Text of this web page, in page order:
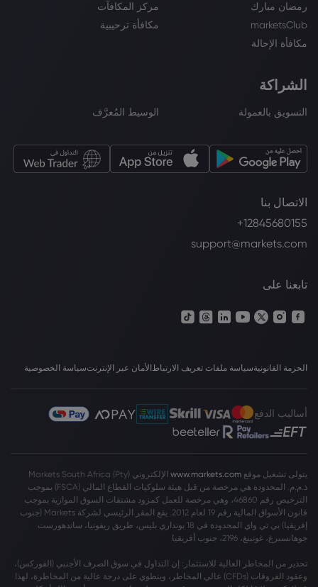
رمضان مبارك
مركز المكافآت
marketsClub
مكافأة ترحيبية
مكافأة الإحالة
الشراكة
التسويق بالعمولة الوسيط المُعرَّف
الاتصال بنا
+12845680155
support@markets.com
تابعنا على
الحزمة القانونيةسياسة ملفات تعريف الارتباط الأمان عبر الإنترنتسياسة الخصوصية
أساليب الدفع
يتولى تشغيل موقع www.markets.com
الإلكتروني Markets South Africa (Pty)
ذ.م.م. المحدودة هي مرخصة من قبل هيئة سلوكيات القطاع المالي (FSCA) بموجب
الترخيص رقم 46860، وهي مرخصة للعمل كمزود مشتقات السوق الموازية بموجب
قانون الأسواق المالية رقم 19 لعام 2012. يقع المقر الرئيسي لشركة Markets (جنوب
إفريقيا) بي تي واي المحدودة في 18 بونداري بليس، طريق ريفونيا، ساندهورست
جوهانسبرغ، غوتينغ، 2196، جنوب أفريقيا
تحذير من المخاطر العالية للاستثمار: إن التداول في سوق الصرف الأجنبي (الفوركس)،
وعقود الفروقات (CFDs) عالي المخاطر، وينطوي على درجة عالية من المخاطرة، لهذا